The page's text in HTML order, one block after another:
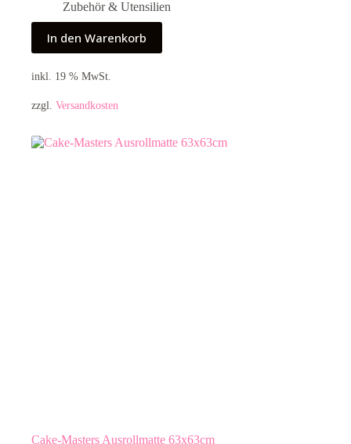
Zubehör & Utensilien
In den Warenkorb
inkl. 19 % MwSt.
zzgl. Versandkosten
Cake-Masters Ausrollmatte 63x63cm